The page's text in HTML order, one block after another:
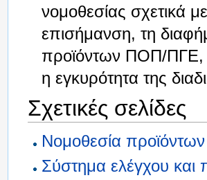
νομοθεσίας σχετικά
επισήμανση, τη
προϊόντων ΠΟΠ/ΠΓΕ,
η εγκυρότητα της
Σχετικές σελίδες
Νομοθεσία
Σύστημα ελέγχου